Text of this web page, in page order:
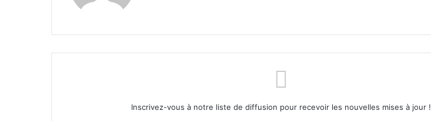
Inscrivez-vous à notre liste de diffusion pour recevoir les nouvelles mises à jour !